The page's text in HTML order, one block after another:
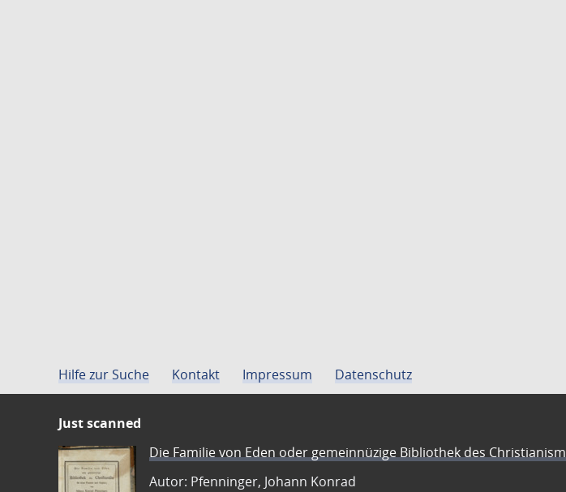
Hilfe zur Suche Kontakt Impressum Datenschutz
Just scanned
Die Familie von Eden oder gemeinnüzige Bibliothek des Christianism
Autor: Pfenninger, Johann Konrad